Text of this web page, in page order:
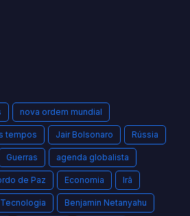
nova ordem mundial
tempos Jair Bolsonaro Rússia
Guerras agenda globalista
de Paz Economia Irã
Tecnologia Benjamin Netanyahu